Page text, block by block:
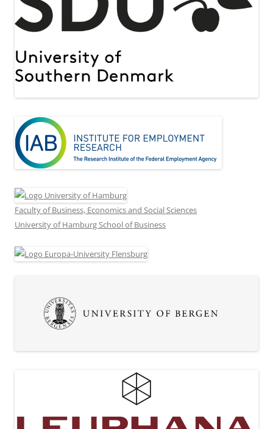
Faculty of Business, Economics and Social Sciences
University of Hamburg School of Business